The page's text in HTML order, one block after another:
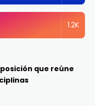
1.2K
que reúne